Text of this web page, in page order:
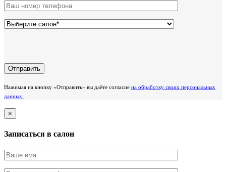
Нажимая на кнопку «Отправить» вы даёте согласие на обработку своих персональных
данных.
×
Записаться в салон